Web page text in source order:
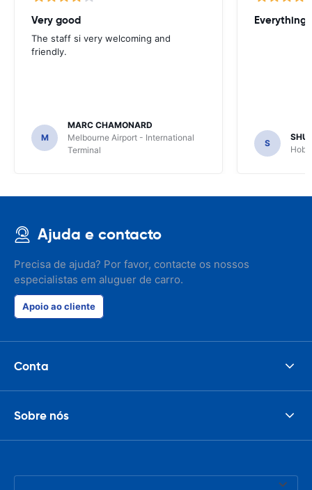
Very good
The staff si very welcoming and
friendly.
M
MARC CHAMONARD
Melbourne Airport - International
Terminal
Everything
S
Ajuda e contacto
Precisa de ajuda? Por favor, contacte os nossos
especialistas em aluguer de carro.
Apoio ao cliente
Conta
Sobre nós